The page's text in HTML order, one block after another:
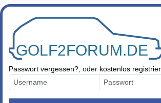
Zum Inhalt springen
Passwort vergessen? , oder kostenlos